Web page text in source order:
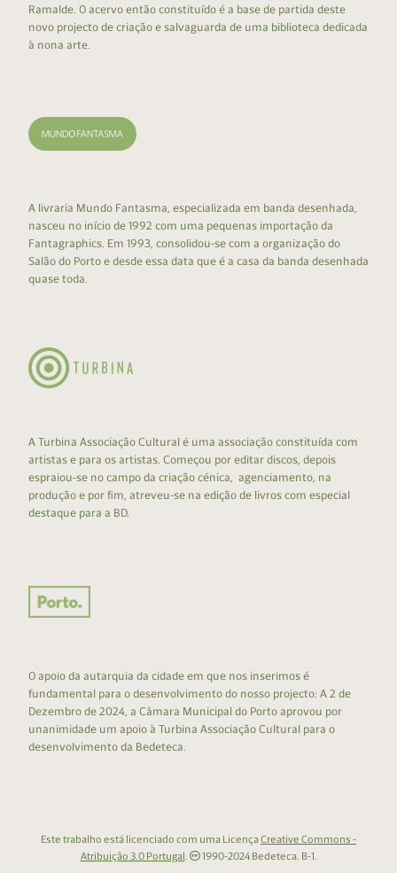
Ramalde. O acervo então constituído é a base de partida deste
novo projecto de criação e salvaguarda de uma biblioteca dedicada
à nona arte.
A livraria Mundo Fantasma, especializada em banda desenhada,
nasceu no início de 1992 com uma pequenas importação da
Fantagraphics. Em 1993, consolidou-se com a organização do
Salão do Porto e desde essa data que é a casa da banda desenhada
quase toda.
A Turbina Associação Cultural é uma associação constituída com
artistas e para os artistas. Começou por editar discos, depois
espraiou-se no campo da criação cénica, agenciamento, na
produção e por fim, atreveu-se na edição de livros com especial
destaque para a BD.
O apoio da autarquia da cidade em que nos inserimos é
fundamental para o desenvolvimento do nosso projecto: A 2 de
Dezembro de 2024, a Câmara Municipal do Porto aprovou por
unanimidade um apoio à Turbina Associação Cultural para o
desenvolvimento da Bedeteca.
Este trabalho está licenciado com uma LicençaCreative Commons -
Atribuição 3.0 Portugal. 1990-2024 Bedeteca. B-1.